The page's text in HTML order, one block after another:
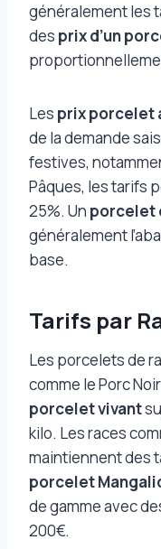
généralement les
des prix d’un
Les prix porcelet
de la demande
festives,
Pâques, les tarifs
25%. Un porcelet
généralement
base.
Tarifs par
Les porcelets de
comme le Porc
porcelet vivant
kilo. Les races
maintiennent des
porcelet
de gamme avec
200€.